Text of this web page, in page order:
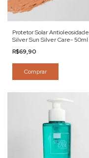
Protetor Solar Antioleosidade
Silver Sun Silver Care- 50ml
R$69,90
Comprar